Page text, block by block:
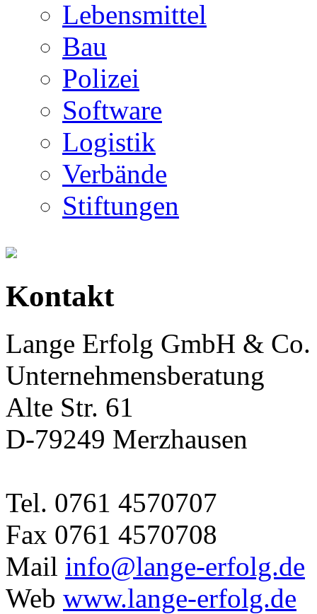
Lebensmittel
Bau
Polizei
Software
Logistik
Verbände
Stiftungen
Kontakt
Lange Erfolg GmbH & Co.
Unternehmensberatung
Alte Str. 61
D-79249 Merzhausen
Tel. 0761 4570707
Fax 0761 4570708
Mail info@lange-erfolg.de
Web www.lange-erfolg.de